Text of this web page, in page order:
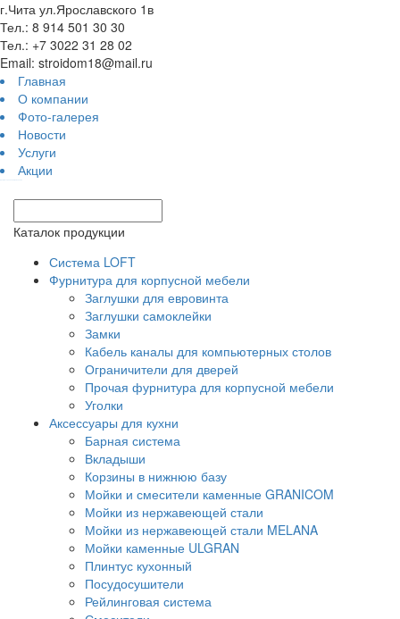
г.Чита ул.Ярославского 1в
Тел.: 8 914 501 30 30
Тел.: +7 3022 31 28 02
Email: stroidom18@mail.ru
Главная
О компании
Фото-галерея
Новости
Услуги
Акции
Каталок продукции
Система LOFT
Фурнитура для корпусной мебели
Заглушки для евровинта
Заглушки самоклейки
Замки
Кабель каналы для компьютерных столов
Ограничители для дверей
Прочая фурнитура для корпусной мебели
Уголки
Аксессуары для кухни
Барная система
Вкладыши
Корзины в нижнюю базу
Мойки и смесители каменные GRANICOM
Мойки из нержавеющей стали
Мойки из нержавеющей стали MELANA
Мойки каменные ULGRAN
Плинтус кухонный
Посудосушители
Рейлинговая система